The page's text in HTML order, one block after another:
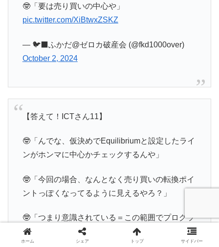
🤓「要は売り買いの中心や」
pic.twitter.com/XiBtwxZSKZ
— 🐦‍⬛ふかだ@ゼロカ破産会 (@fkd1000over)
October 2, 2024
【答えて！ICTさん11】
🤓「んでな、仮決めでEquilibriumと設定したライ
ンがホンマに中心かチェックするんや」
🤓「今回の場合、なんとなく売り買いの転換ポイ
ントっぽくなってるように見えるやろ？」
🤓「つまり意識されている＝この範囲でプログラ
ムが作動してそう、と判断するんや」
pic.twitter.com/Apr69jfwUl
ホーム シェア トップ サイドバー